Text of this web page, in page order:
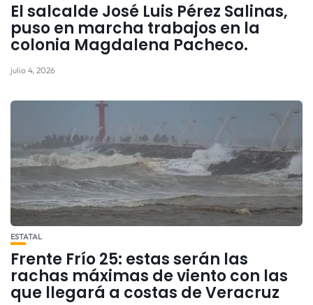
El salcalde José Luis Pérez Salinas,
puso en marcha trabajos en la
colonia Magdalena Pacheco.
julio 4, 2026
ESTATAL
Frente Frío 25: estas serán las
rachas máximas de viento con las
que llegará a costas de Veracruz